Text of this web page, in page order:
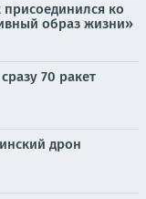
присоединился ко
образ жизни»
70 ракет
дрон